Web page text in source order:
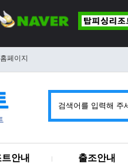
페이지
안내 출조안내